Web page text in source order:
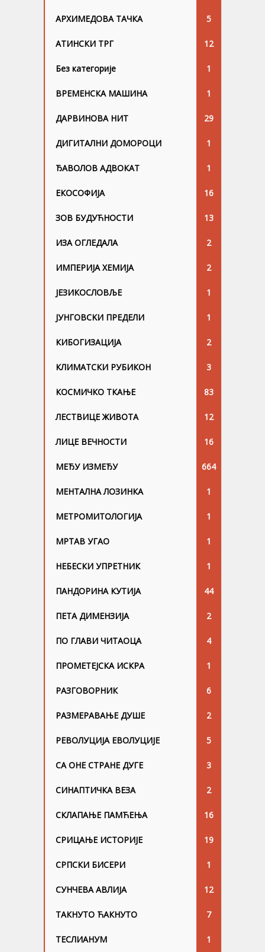
АРХИМЕДОВА ТАЧКА 5
АТИНСКИ ТРГ 12
Без категорије 1
ВРЕМЕНСКА МАШИНА 1
ДАРВИНОВА НИТ 29
ДИГИТАЛНИ ДОМОРОЦИ 1
ЂАВОЛОВ АДВОКАТ 1
ЕКОСОФИЈА 16
ЗОВ БУДУЋНОСТИ 13
ИЗА ОГЛЕДАЛА 2
ИМПЕРИЈА ХЕМИЈА 2
ЈЕЗИКОСЛОВЉЕ 1
ЈУНГОВСKИ ПРЕДЕЛИ 1
КИБОГИЗАЦИЈА 2
КЛИМАТСКИ РУБИКОН 3
КОСМИЧКО ТКАЊЕ 83
ЛЕСТВИЦЕ ЖИВОТА 12
ЛИЦЕ ВЕЧНОСТИ 16
МЕЂУ ИЗМЕЂУ 664
МЕНТАЛНА ЛОЗИНКА 1
МЕТРОМИТОЛОГИЈА 1
МРТАВ УГАО 1
НЕБЕСКИ УПРЕТНИК 1
ПАНДОРИНА КУТИЈА 44
ПЕТА ДИМЕНЗИЈА 2
ПО ГЛАВИ ЧИТАОЦА 4
ПРОМЕТЕЈСКА ИСКРА 1
РАЗГОВОРНИК 6
РАЗМЕРАВАЊЕ ДУШЕ 2
РЕВОЛУЦИЈА ЕВОЛУЦИЈЕ 5
СА ОНЕ СТРАНЕ ДУГЕ 3
СИНАПТИЧКА ВЕЗА 2
СКЛАПАЊЕ ПАМЋЕЊА 16
СРИЦАЊЕ ИСТОРИЈЕ 19
СРПСКИ БИСЕРИ 1
СУНЧЕВА АВЛИЈА 12
ТАКНУТО ЋАКНУТО 7
ТЕСЛИАНУМ 1